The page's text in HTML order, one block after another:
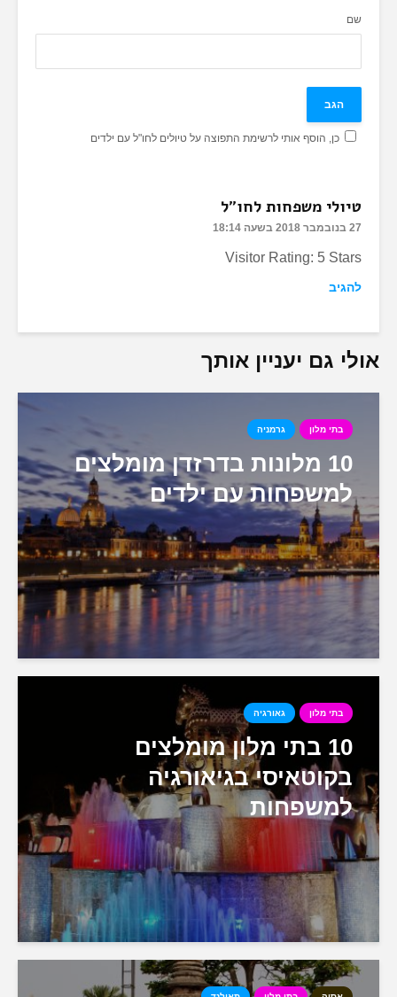
שם
כן, הוסף אותי לרשימת התפוצה על טיולים לחו"ל עם ילדים
טיולי משפחות לחו"ל
27 בנובמבר 2018 בשעה 18:14
Visitor Rating: 5 Stars
להגיב
אולי גם יעניין אותך
בתי מלון גרמניה
10 מלונות בדרזדן מומלצים
למשפחות עם ילדים
בתי מלון גאורגיה
10 בתי מלון מומלצים
בקוטאיסי בגיאורגיה
למשפחות